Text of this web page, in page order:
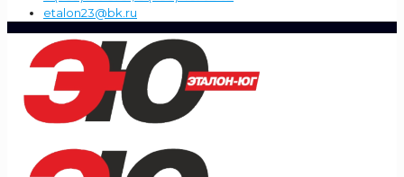
etalon23@bk.ru